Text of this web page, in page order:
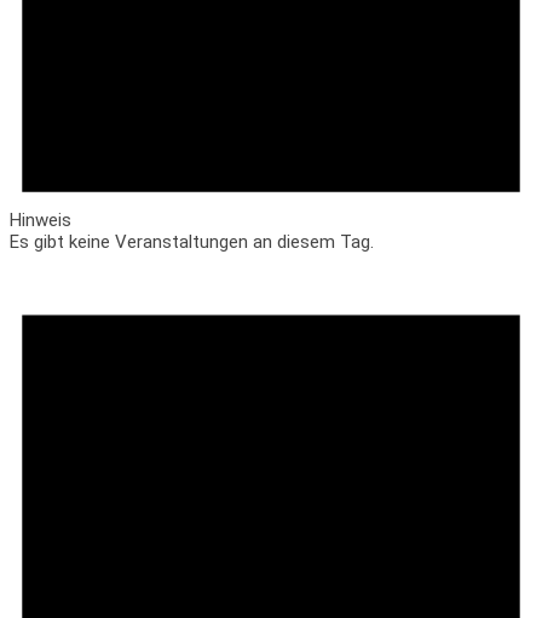
Hinweis
Es gibt keine Veranstaltungen an diesem Tag.